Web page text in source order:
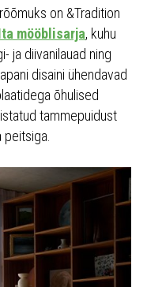
on &Tradition
mööblisarja, kuhu
ja diivanilauad ning
disaini ühendavad
õhulised
tammepuidust